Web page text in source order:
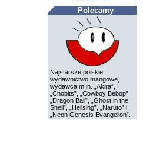
Polecamy
Najstarsze polskie
wydawnictwo mangowe,
wydawca m.in. „Akira”,
„Chobits”, „Cowboy Bebop”,
„Dragon Ball”, „Ghost in the
Shell”, „Hellsing”, „Naruto” i
„Neon Genesis Evangelion”.